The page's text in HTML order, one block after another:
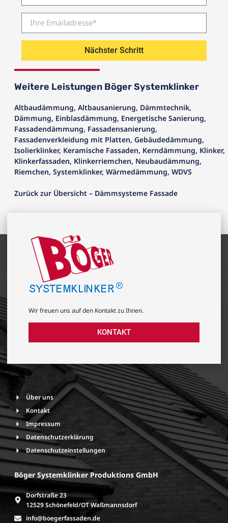
Nächster Schritt
Weitere Leistungen Böger Systemklinker
Altbaudämmung, Altbausanierung, Dämmtechnik,
Dämmung, Einblasdämmung, Energetische Sanierung,
Fassadendämmung, Fassadensanierung,
Fassadenverkleidung mit Platten, Gebäudedämmung,
Isolierklinker, Keramische Fassaden, Kerndämmung, Klinker,
Klinkerfassaden, Klinkerriemchen, Neubaudämmung,
Riemchen, Systemklinker, Wärmedämmung, WDVS
Zurück zur Übersicht – Dämmsysteme Fassade
Wir freuen uns auf den Kontakt zu Ihnen.
KONTAKT
Über uns
Kontakt
Impressum
Datenschutzerklärung
Datenschutzeinstellungen
Böger Systemklinker Produktions GmbH
Dorfstraße 23
12529 Schönefeld/OT Waßmannsdorf
info@boegerfassaden.de